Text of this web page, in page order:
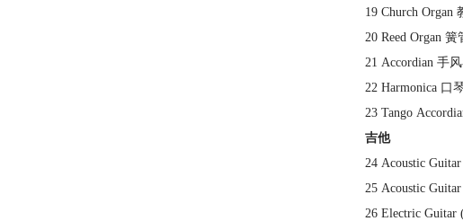
19 Church Organ
20 Reed Organ 簧
21 Accordian 手
22 Harmonica 口
23 Tango
吉他
24 Acoustic
25 Acoustic
26 Electric Guitar